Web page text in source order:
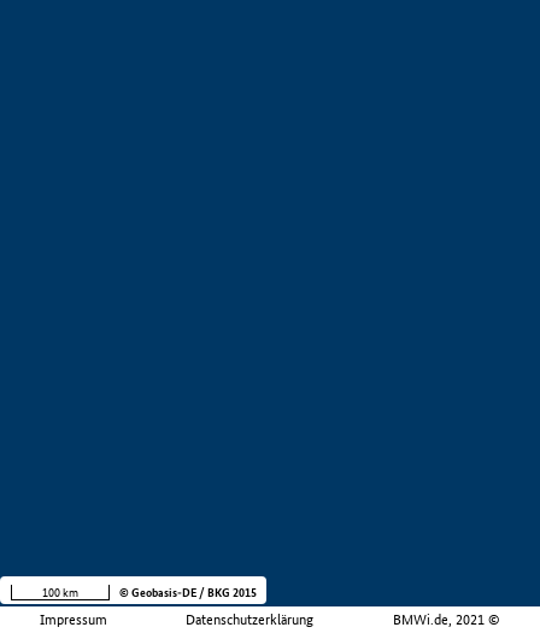
Impressum Datenschutzerklärung BMWi.de, 2021 ©
100 km © Geobasis-DE / BKG 2015